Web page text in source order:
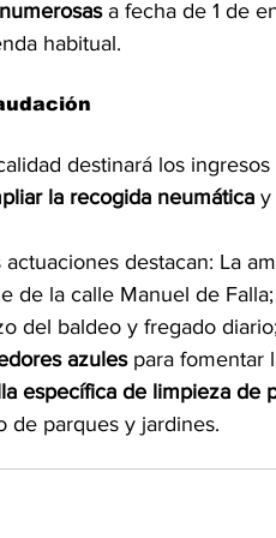
a fecha de 1 de
habitual.
destinará los
la recogida neumática y
actuaciones destacan: La
de la calle Manuel de
del baldeo y fregado
azules para fomentar
específica de limpieza de
de parques y jardines.